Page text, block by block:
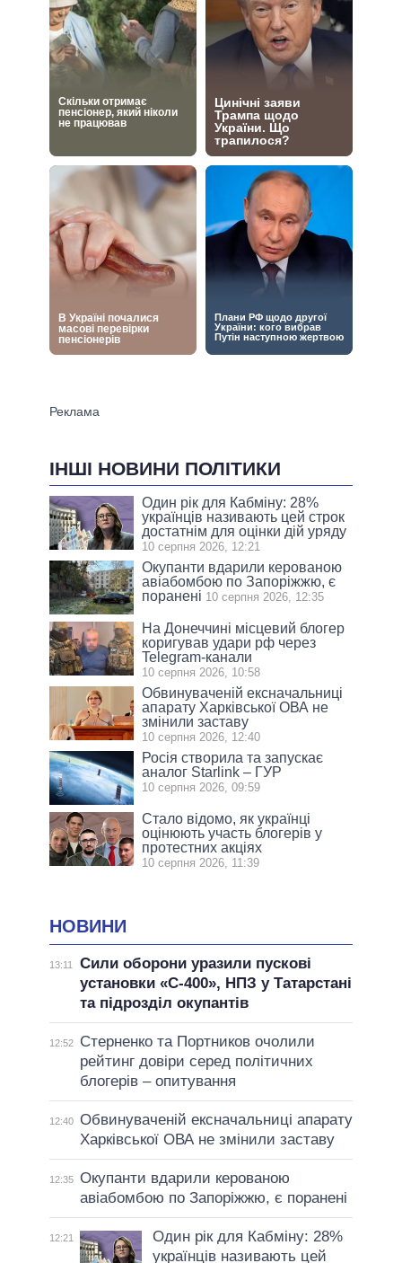
ІНШІ НОВИНИ ПОЛІТИКИ
Один рік для Кабміну: 28%
українців називають цей строк
достатнім для оцінки дій уряду
10 серпня 2026, 12:21
Окупанти вдарили керованою
авіабомбою по Запоріжжю, є
поранені 10 серпня 2026, 12:35
На Донеччині місцевий блогер
коригував удари рф через
Telegram-канали
10 серпня 2026, 10:58
Обвинуваченій ексначальниці
апарату Харківської ОВА не
змінили заставу
10 серпня 2026, 12:40
Росія створила та запускає
аналог Starlink – ГУР
10 серпня 2026, 09:59
Стало відомо, як українці
оцінюють участь блогерів у
протестних акціях
10 серпня 2026, 11:39
НОВИНИ
13:11
Сили оборони уразили пускові
установки «С-400», НПЗ у Татарстані
та підрозділ окупантів
12:52
Стерненко та Портников очолили
рейтинг довіри серед політичних
блогерів – опитування
12:40 Обвинуваченій ексначальниці апарату
Харківської ОВА не змінили заставу
12:35 Окупанти вдарили керованою
авіабомбою по Запоріжжю, є поранені
12:21
Один рік для Кабміну: 28%
українців називають цей